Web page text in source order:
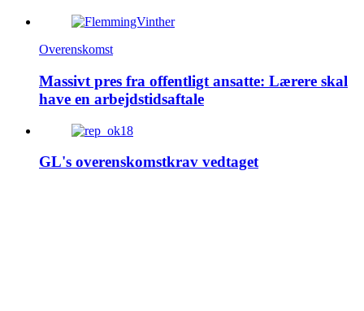
Overenskomst
Massivt pres fra offentligt ansatte: Lærere skal
have en arbejdstidsaftale
GL's overenskomstkrav vedtaget